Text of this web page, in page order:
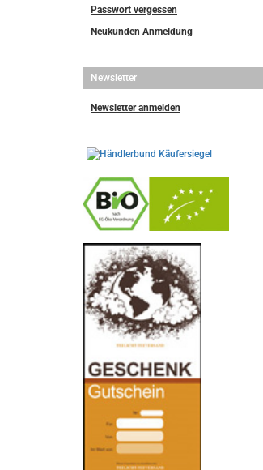
Passwort vergessen
Neukunden Anmeldung
Newsletter
Newsletter anmelden